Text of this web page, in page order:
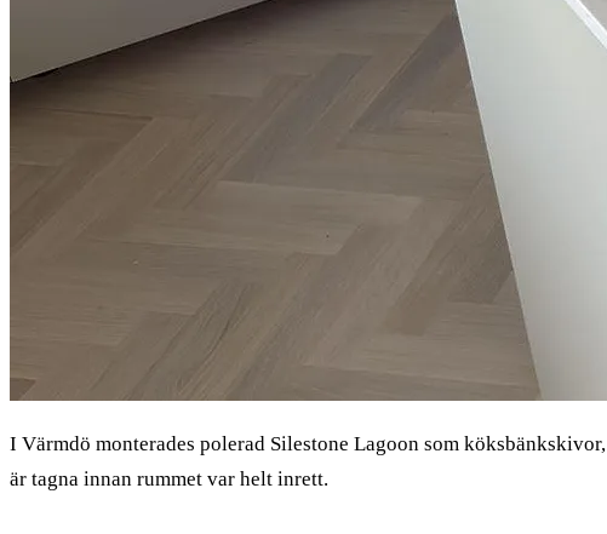
I Värmdö monterades polerad Silestone Lagoon som
är tagna innan rummet var helt inrett.